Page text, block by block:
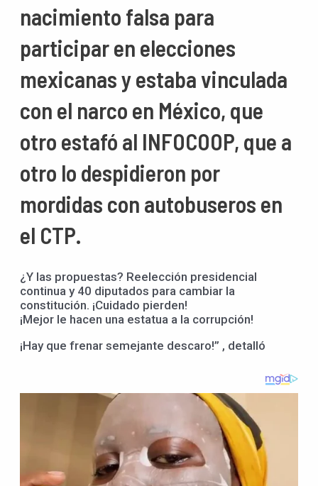
nacimiento falsa para
participar en elecciones
mexicanas y estaba vinculada
con el narco en México, que
otro estafó al INFOCOOP, que a
otro lo despidieron por
mordidas con autobuseros en
el CTP.
¿Y las propuestas? Reelección presidencial
continua y 40 diputados para cambiar la
constitución. ¡Cuidado pierden!
¡Mejor le hacen una estatua a la corrupción!
¡Hay que frenar semejante descaro!” , detalló